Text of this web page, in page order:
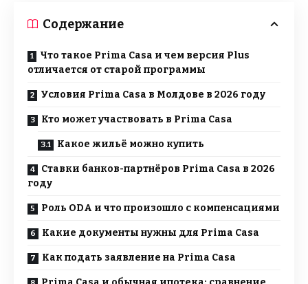
Содержание
Что такое Prima Casa и чем версия Plus
отличается от старой программы
Условия Prima Casa в Молдове в 2026 году
Кто может участвовать в Prima Casa
Какое жильё можно купить
Ставки банков-партнёров Prima Casa в 2026
году
Роль ODA и что произошло с компенсациями
Какие документы нужны для Prima Casa
Как подать заявление на Prima Casa